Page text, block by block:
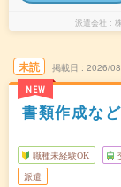
派遣会社
未読
NEW
掲載日 2026/
書類作成な
職種未経験OK
派遣